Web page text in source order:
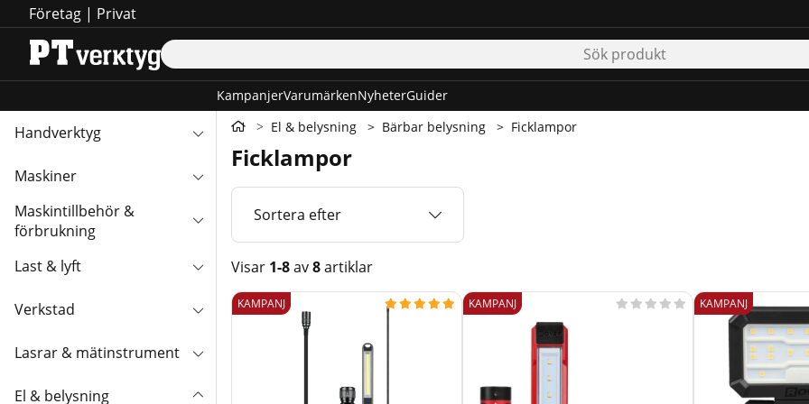
Företag | Privat
KampanjerVarumärkenNyheterGuider
Handverktyg
Maskiner
Maskintillbehör &
förbrukning
Last & lyft
Verkstad
Lasrar & mätinstrument
El & belysning
El & belysning Bärbar belysning Ficklampor
Ficklampor
Sortera efter
Visar 1-8av8artiklar
Produkter
KAMPANJ      KAMPANJ      KAMPANJ